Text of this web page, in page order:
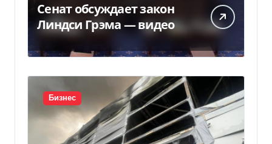
Сенат обсуждает закон
Линдси Грэма — видео
Бизнес